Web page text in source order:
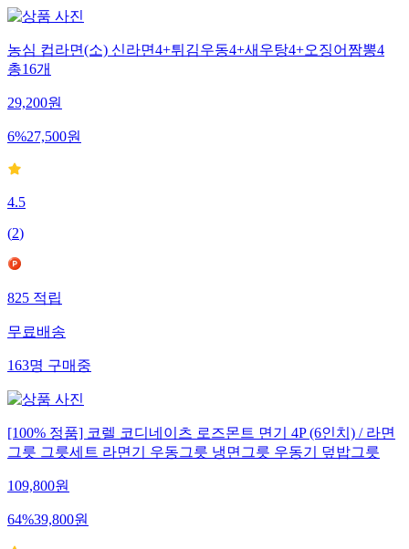
농심 컵라면(소) 신라면4+튀김우동4+새우탕4+오징어짬뽕4
총16개
29,200원
6%27,500원
4.5
(2)
825적립
무료배송
163명구매중
[100% 정품] 코렐 코디네이츠 로즈몬트 면기 4P (6인치) / 라면
그릇 그릇세트 라면기 우동그릇 냉면그릇 우동기 덮밥그릇
109,800원
64%39,800원